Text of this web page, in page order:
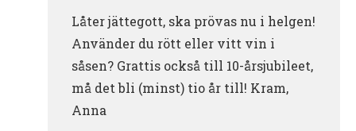
Låter jättegott, ska prövas nu i helgen!
Använder du rött eller vitt vin i
såsen? Grattis också till 10-årsjubileet,
må det bli (minst) tio år till! Kram,
Anna